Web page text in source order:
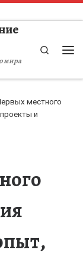
мира
Search
местного
и